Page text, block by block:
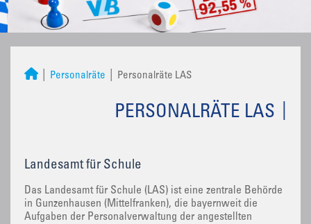
Personalräte Personalräte LAS
PERSONALRÄTE LAS
Landesamt für Schule
Das Landesamt für Schule (LAS) ist eine zentrale Behörde
in Gunzenhausen (Mittelfranken), die bayernweit die
Aufgaben der Personalverwaltung der angestellten